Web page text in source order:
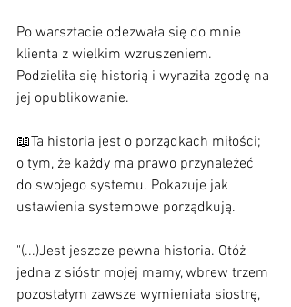
Po warsztacie odezwała się do mnie
klienta z wielkim wzruszeniem.
Podzieliła się historią i wyraziła zgodę na
jej opublikowanie.
📖Ta historia jest o porządkach miłości;
o tym, że każdy ma prawo przynależeć
do swojego systemu. Pokazuje jak
ustawienia systemowe porządkują.
"(...)Jest jeszcze pewna historia. Otóż
jedna z sióstr mojej mamy, wbrew trzem
pozostałym zawsze wymieniała siostrę,